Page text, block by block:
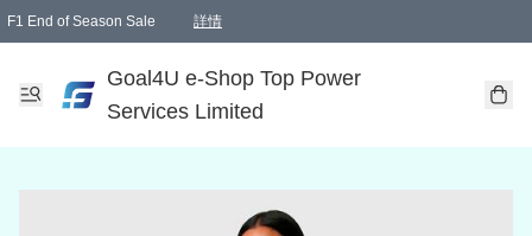
F1 End of Season Sale 詳情
Goal4U e-Shop Top Power
Services Limited